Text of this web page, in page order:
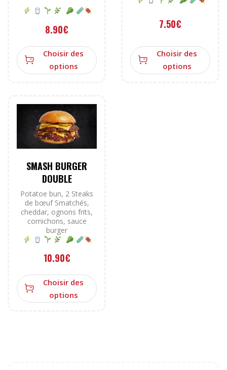
8.90€
Choisir des
options
7.50€
Choisir des
options
SMASH BURGER
DOUBLE
Potatoe bun, 2 Steaks
de bœuf Smatchés,
cheddar, ognons frits,
cornichons, sauce
burger
10.90€
Choisir des
options